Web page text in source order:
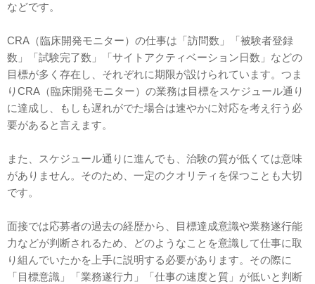
などです。
CRA（臨床開発モニター）の仕事は「訪問数」「被験者登録
数」「試験完了数」「サイトアクティベーション日数」などの
目標が多く存在し、それぞれに期限が設けられています。つま
りCRA（臨床開発モニター）の業務は目標をスケジュール通り
に達成し、もしも遅れがでた場合は速やかに対応を考え行う必
要があると言えます。
また、スケジュール通りに進んでも、治験の質が低くては意味
がありません。そのため、一定のクオリティを保つことも大切
です。
面接では応募者の過去の経歴から、目標達成意識や業務遂行能
力などが判断されるため、どのようなことを意識して仕事に取
り組んでいたかを上手に説明する必要があります。その際に
「目標意識」「業務遂行力」「仕事の速度と質」が低いと判断